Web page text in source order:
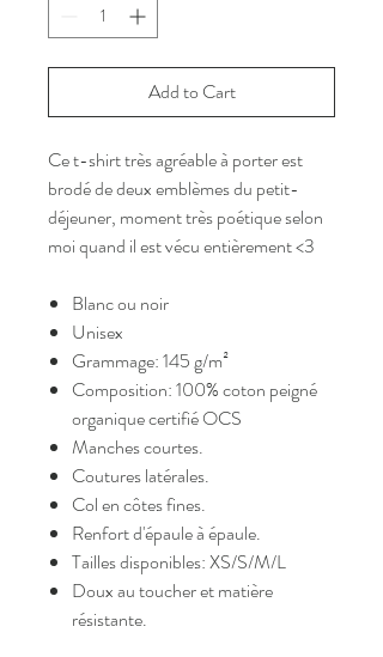
Add to Cart
Ce t-shirt très agréable à porter est
brodé de deux emblèmes du petit-
déjeuner, moment très poétique selon
moi quand il est vécu entièrement <3
Blanc ou noir
Unisex
Grammage: 145 g/m²
Composition: 100% coton peigné
organique certifié OCS
Manches courtes.
Coutures latérales.
Col en côtes fines.
Renfort d'épaule à épaule.
Tailles disponibles: XS/S/M/L
Doux au toucher et matière
résistante.